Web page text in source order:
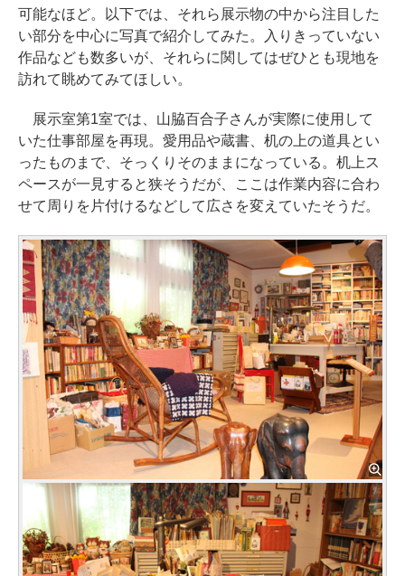
可能なほど。以下では、それら展示物の中から注目した
い部分を中心に写真で紹介してみた。入りきっていない
作品なども数多いが、それらに関してはぜひとも現地を
訪れて眺めてみてほしい。
展示室第1室では、山脇百合子さんが実際に使用して
いた仕事部屋を再現。愛用品や蔵書、机の上の道具とい
ったものまで、そっくりそのままになっている。机上ス
ペースが一見すると狭そうだが、ここは作業内容に合わ
せて周りを片付けるなどして広さを変えていたそうだ。